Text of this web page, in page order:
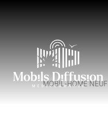
MOBIL-HOME NEUF